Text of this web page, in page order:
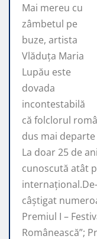
Mai mereu cu
zâmbetul pe
buze, artista
Vlăduța Maria
Lupău este
dovada
incontestabilă
că folclorul
dus mai
La doar 25 de
cunoscută atât
câştigat
Premiul I –
Românească”;